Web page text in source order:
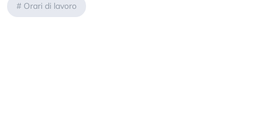
# Orari di lavoro